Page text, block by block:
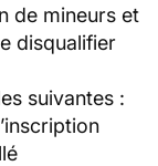
de mineurs et
disqualifier
suivantes :